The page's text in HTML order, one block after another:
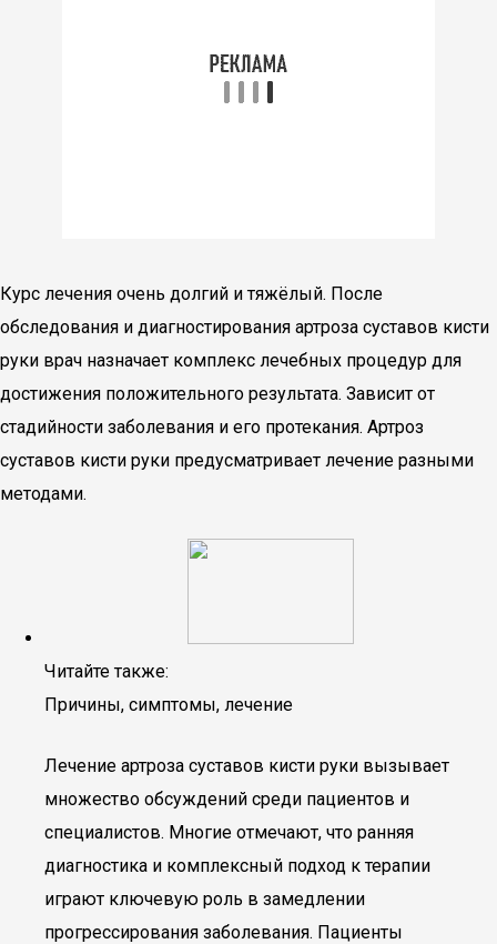
Курс лечения очень долгий и тяжёлый. После
обследования и диагностирования артроза суставов кисти
руки врач назначает комплекс лечебных процедур для
достижения положительного результата. Зависит от
стадийности заболевания и его протекания. Артроз
суставов кисти руки предусматривает лечение разными
методами.
Читайте также:
Причины, симптомы, лечение
Лечение артроза суставов кисти руки вызывает
множество обсуждений среди пациентов и
специалистов. Многие отмечают, что ранняя
диагностика и комплексный подход к терапии
играют ключевую роль в замедлении
прогрессирования заболевания. Пациенты